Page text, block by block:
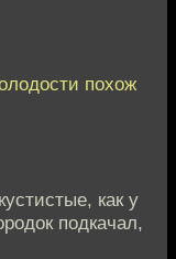
похож
как у
подкачал,